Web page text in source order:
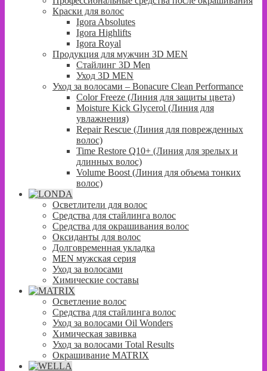
Краски для волос
Igora Absolutes
Igora Highlifts
Igora Royal
Продукция для мужчин 3D MEN
Стайлинг 3D Men
Уход 3D MEN
Уход за волосами – Bonacure Clean Performance
Color Freeze (Линия для защиты цвета)
Moisture Kick Glycerol (Линия для
увлажнения)
Repair Rescue (Линия для поврежденных
волос)
Time Restore Q10+ (Линия для зрелых и
длинных волос)
Volume Boost (Линия для объема тонких
волос)
Осветлители для волос
Средства для стайлинга волос
Средства для окрашивания волос
Оксиданты для волос
Долговременная укладка
MEN мужская серия
Уход за волосами
Химические составы
Осветление волос
Средства для стайлинга волос
Уход за волосами Oil Wonders
Химическая завивка
Уход за волосами Total Results
Окрашивание MATRIX